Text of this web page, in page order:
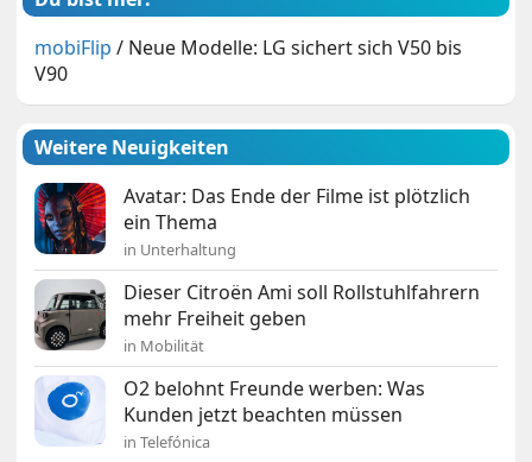
mobiFlip / Neue Modelle: LG sichert sich V50 bis
V90
Weitere Neuigkeiten
Avatar: Das Ende der Filme ist plötzlich
ein Thema
in Unterhaltung
Dieser Citroën Ami soll Rollstuhlfahrern
mehr Freiheit geben
in Mobilität
O2 belohnt Freunde werben: Was
Kunden jetzt beachten müssen
in Telefónica